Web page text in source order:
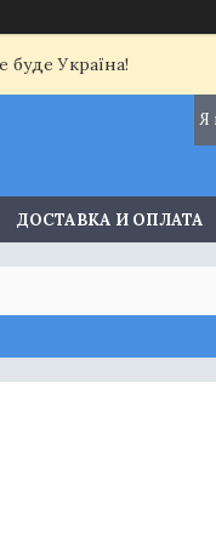
буде Україна!
ДОСТАВКА И ОПЛАТА